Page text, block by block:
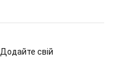
Додайте свій